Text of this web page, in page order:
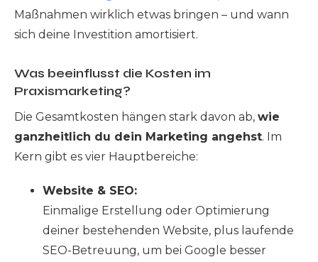
Maßnahmen wirklich etwas bringen – und wann
sich deine Investition amortisiert.
Was beeinflusst die Kosten im
Praxismarketing?
Die Gesamtkosten hängen stark davon ab, wie
ganzheitlich du dein Marketing angehst. Im
Kern gibt es vier Hauptbereiche:
Website & SEO:
Einmalige Erstellung oder Optimierung
deiner bestehenden Website, plus laufende
SEO-Betreuung, um bei Google besser